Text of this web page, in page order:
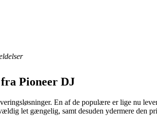
Pioneer DJ
En af de populære er lige nu
let gængelig, samt desuden ydermere den